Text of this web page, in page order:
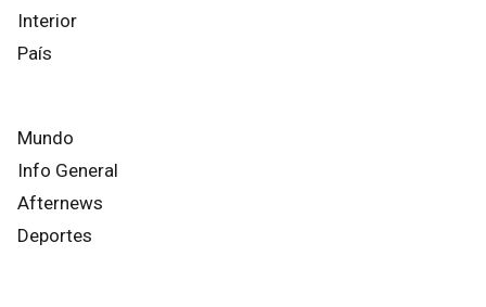
Interior
País
Mundo
Info General
Afternews
Deportes